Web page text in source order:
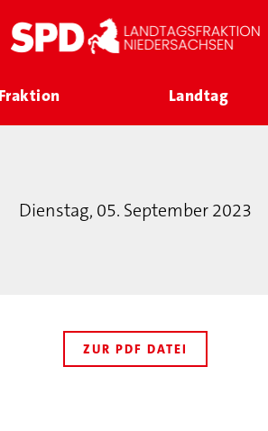
Fraktion Landtag
Dienstag, 05. September 2023
ZUR PDF DATEI